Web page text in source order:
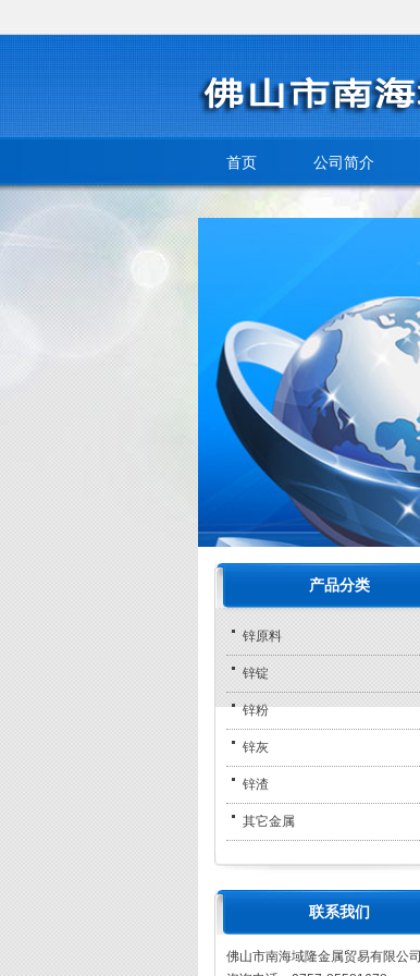
首页 公司简介
产品分类
锌原料
锌锭
锌粉
锌灰
锌渣
其它金属
联系我们
佛山市南海域隆金属贸易有限公司